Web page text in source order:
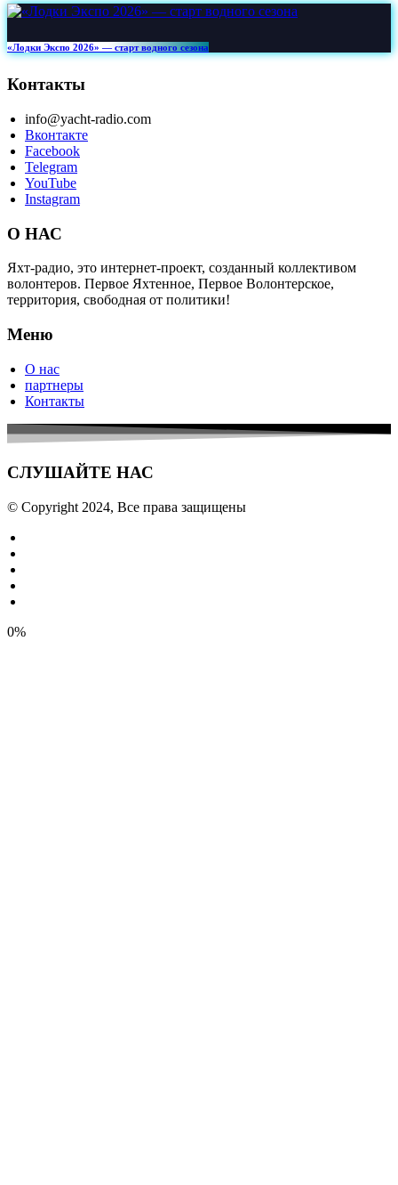
«Лодки Экспо 2026» — старт водного сезона
Контакты
info@yacht-radio.com
Вконтакте
Facebook
Telegram
YouTube
Instagram
О НАС
Яхт-радио, это интернет-проект, созданный коллективом
волонтеров. Первое Яхтенное, Первое Волонтерское,
территория, свободная от политики!
Меню
О нас
партнеры
Контакты
СЛУШАЙТЕ НАС
© Copyright 2024, Все права защищены
0%